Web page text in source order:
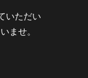
いただい
ませ。